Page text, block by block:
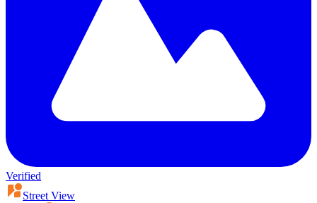
Verified
Street View